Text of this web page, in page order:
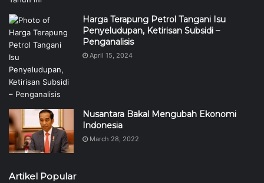
Harga Terapung Petrol Tangani Isu
Penyeludupan, Ketirisan Subsidi –
Penganalisis
April 15, 2024
Nusantara Bakal Mengubah Ekonomi
Indonesia
March 28, 2022
Artikel Popular